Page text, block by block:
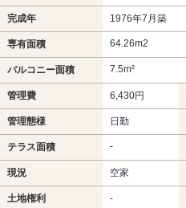
完成年 1976年7月築
専有面積 64.26m2
バルコニー面積 7.5m²
管理費 6,430円
管理態様 日勤
テラス面積 -
現況 空家
土地権利 -